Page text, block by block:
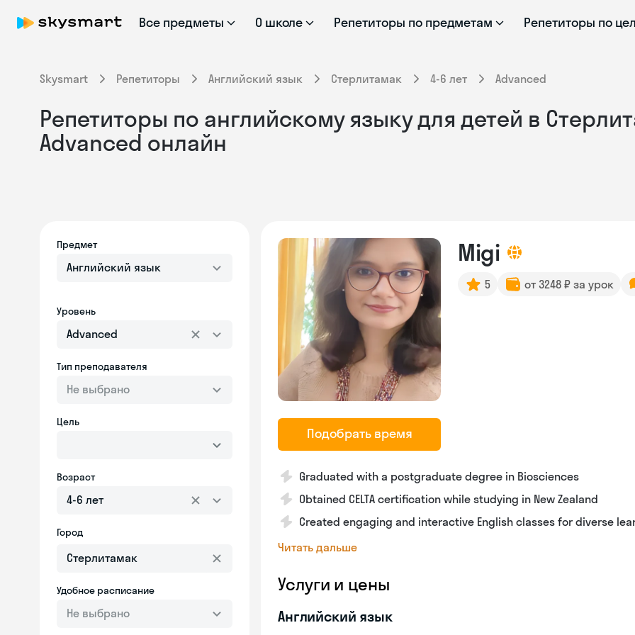
Все предметы О школе Репетиторы по предметам Репетиторы по
Skysmart Репетиторы Английский язык Стерлитамак 4-6 лет Advanced
Репетиторы по английскому языку для детей в
Advanced онлайн
Предмет
Английский язык
Уровень
Advanced
Тип преподавателя
Не выбрано
Цель
Возраст
4-6 лет
Город
Удобное расписание
Не выбрано
Подобрать время
Migi
5 от 3248 ₽ за урок
Graduated with a postgraduate degree in Biosciences
Obtained CELTA certification while studying in New Zealand
Created engaging and interactive English classes for diverse
Читать дальше
Услуги и цены
Английский язык